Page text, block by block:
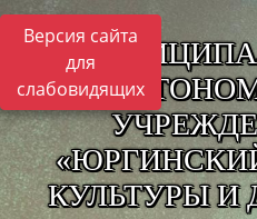
Версия сайта
для
слабовидящих
КУЛЬТУРЫ И